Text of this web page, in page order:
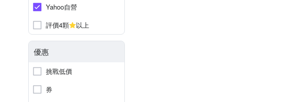
Yahoo自營
評價4顆
以上
優惠
挑戰低價
券